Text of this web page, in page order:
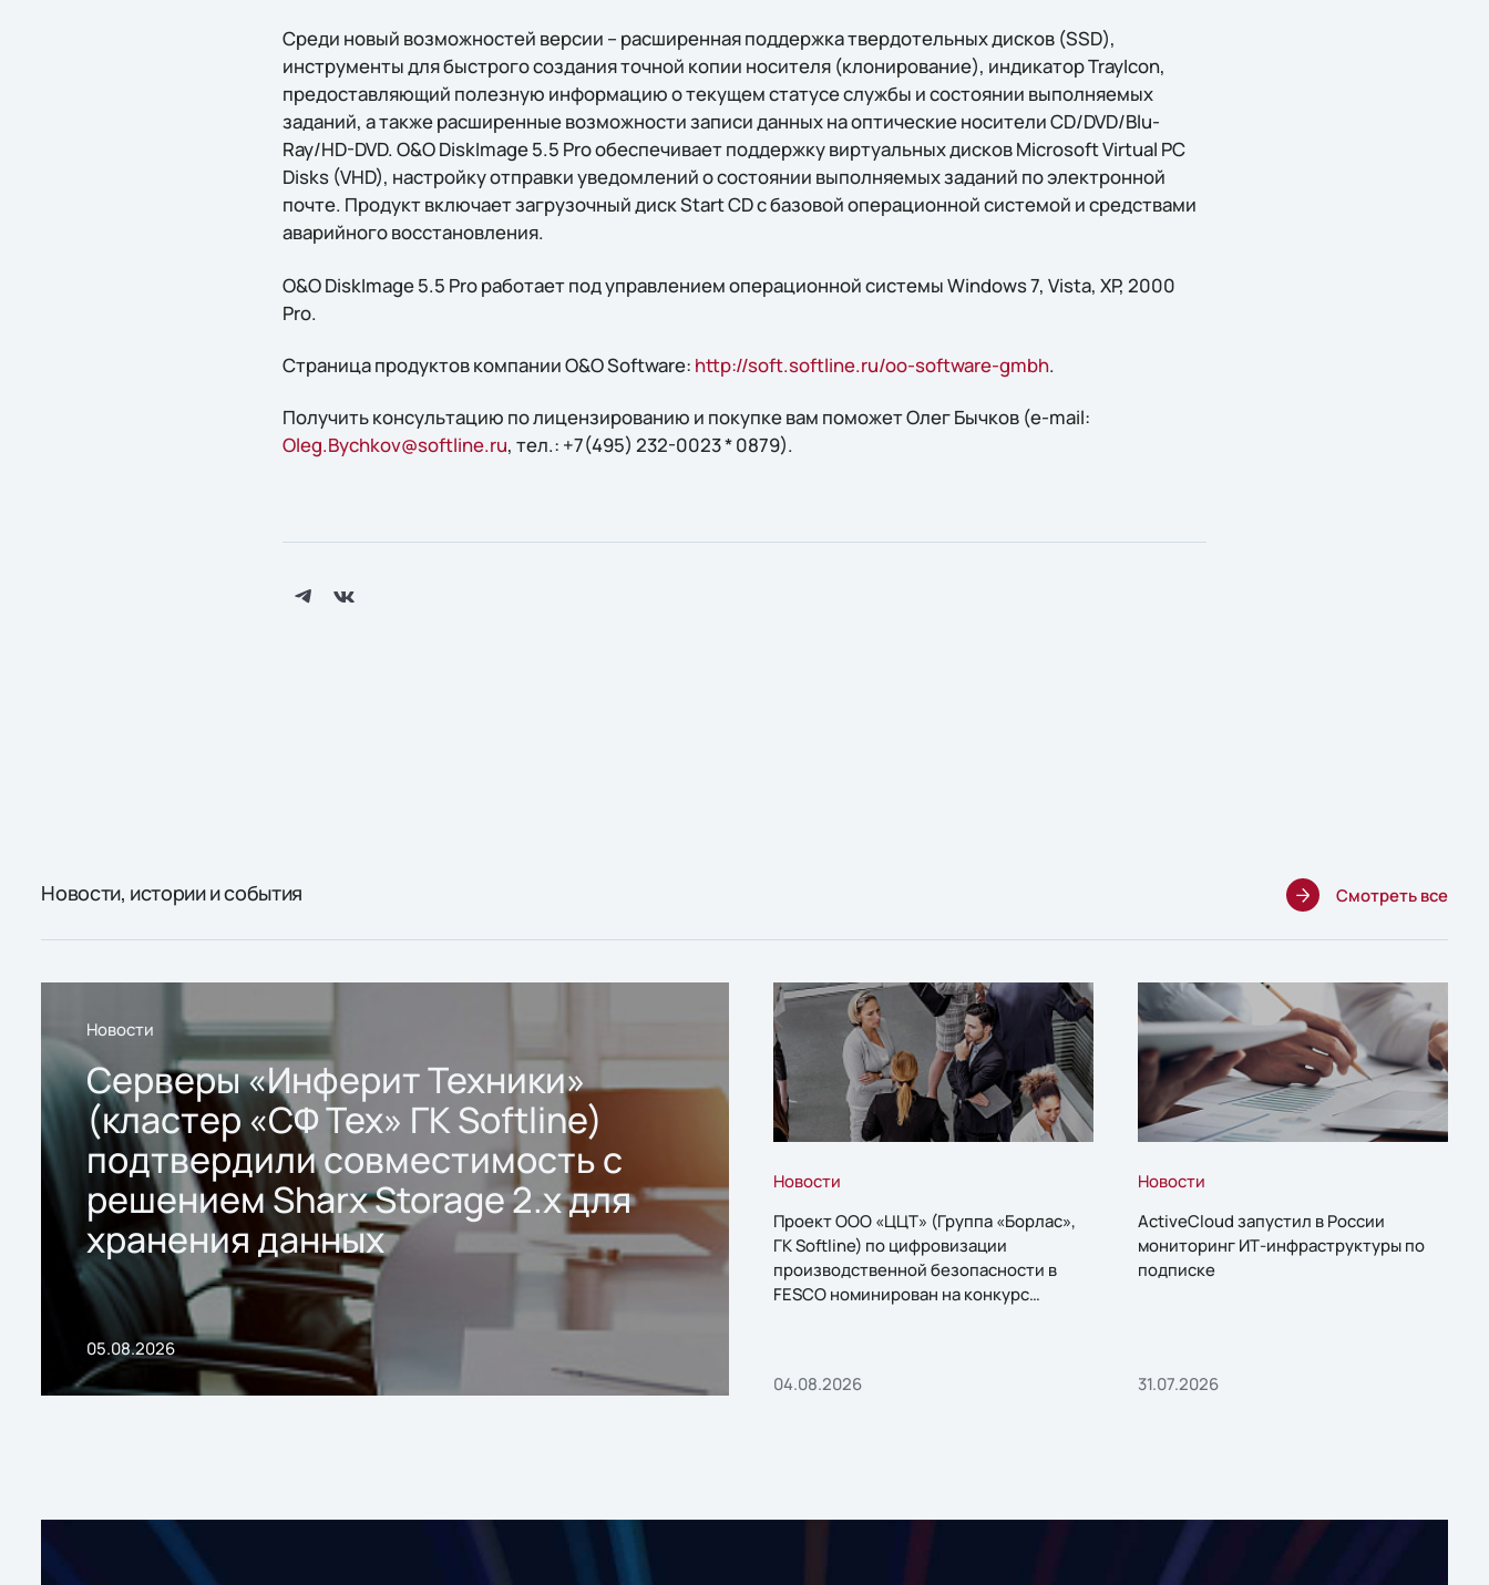
Среди новый возможностей версии – расширенная поддержка твердотельных дисков (SSD),
инструменты для быстрого создания точной копии носителя (клонирование), индикатор TrayIcon,
предоставляющий полезную информацию о текущем статусе службы и состоянии выполняемых
заданий, а также расширенные возможности записи данных на оптические носители CD/DVD/Blu-
Ray/HD-DVD. O&O DiskImage 5.5 Pro обеспечивает поддержку виртуальных дисков Microsoft Virtual PC
Disks (VHD), настройку отправки уведомлений о состоянии выполняемых заданий по электронной
почте. Продукт включает загрузочный диск Start CD с базовой операционной системой и средствами
аварийного восстановления.
O&O DiskImage 5.5 Pro работает под управлением операционной системы Windows 7, Vista, XP, 2000
Pro.
Страница продуктов компании O&O Software: http://soft.softline.ru/oo-software-gmbh.
Получить конcультацию по лицензированию и покупке вам поможет Олег Бычков (e-mail:
Oleg.Bychkov@softline.ru, тел.: +7(495) 232-0023 * 0879).
Новости, истории и события Смотреть все
Новости
Серверы «Инферит Техники»
(кластер «СФ Тех» ГК Softline)
подтвердили совместимость с
решением Sharx Storage 2.x для
хранения данных
05.08.2026
Новости
Проект ООО «ЦЦТ» (Группа «Борлас»,
ГК Softline) по цифровизации
производственной безопасности в
FESCO номинирован на конкурс
04.08.2026
Новости
ActiveCloud запустил в России
мониторинг ИТ-инфраструктуры по
подписке
31.07.2026